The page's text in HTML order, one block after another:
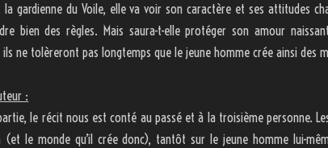
la gardienne du Voile, elle va voir son caractère et ses attitudes
bien des règles. Mais saura-t-elle protéger son amour
ils ne tolèreront pas longtemps que le jeune homme crée ainsi des
:
le récit nous est conté au passé et à la troisième personne.
(et le monde qu’il crée donc), tantôt sur le jeune homme lui-